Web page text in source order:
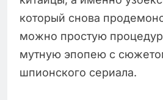
который снова
можно простую
мутную эпопею с
шпионского сериала.